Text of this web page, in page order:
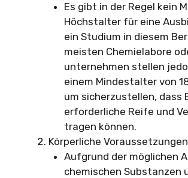
Es gibt in der Regel kein
Höchstalter für eine
ein Studium in diesem
meisten Chemielabore
unternehmen stellen
einem Mindestalter von
um sicherzustellen, dass
erforderliche Reife und
tragen können.
Körperliche
Aufgrund der möglichen
chemischen Substanzen